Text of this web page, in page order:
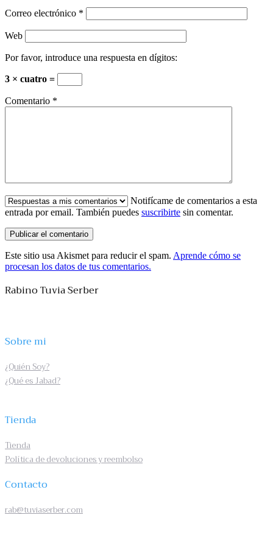
Correo electrónico *
Web
Por favor, introduce una respuesta en dígitos:
3 × cuatro =
Comentario *
Notifícame de comentarios a esta
entrada por email. También puedes suscribirte sin comentar.
Este sitio usa Akismet para reducir el spam. Aprende cómo se
procesan los datos de tus comentarios.
Rabino Tuvia Serber
Sobre mi
¿Quién Soy?
¿Qué es Jabad?
Tienda
Tienda
Política de devoluciones y reembolso
Contacto
rab@tuviaserber.com